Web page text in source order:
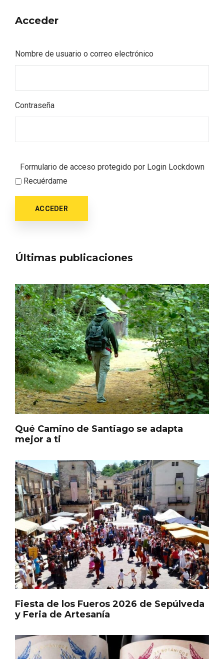
Acceder
Nombre de usuario o correo electrónico
Contraseña
Formulario de acceso protegido por Login Lockdown
Recuérdame
ACCEDER
Últimas publicaciones
Qué Camino de Santiago se adapta
mejor a ti
Fiesta de los Fueros 2026 de Sepúlveda
y Feria de Artesanía
Semana Santa en la Ribera del Duero
2026
Pino 2026